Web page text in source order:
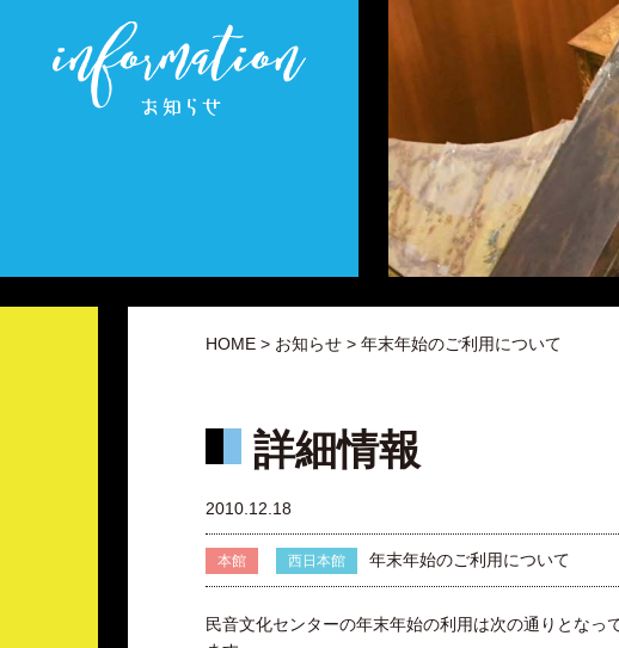
HOME > お知らせ > 年末年始のご利用について
詳細情報
2010.12.18
本館 西日本館 年末年始のご利用について
民音文化センターの年末年始の利用は次の通りとなっ